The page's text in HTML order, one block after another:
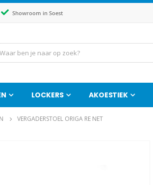
Showroom in Soest
LOCKERS AKOESTIEK
VERGADERSTOEL ORIGA RE NET